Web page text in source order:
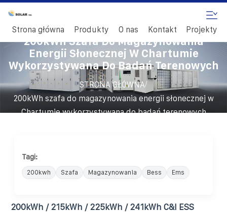
Strona główna Produkty O nas Kontakt Projekty
200kWh Szafa Do Magazynowania
Energii Słonecznej W Chartumie
Wykorzystywana Do Badań Terenowych
STRONA GŁÓWNA/
200kWh szafa do magazynowania energii słonecznej w
Chartumie wykorzystywana do badań terenowych
Tagi:
200kwh Szafa Magazynowania Bess Ems
200kWh / 215kWh / 225kWh / 241kWh C&I ESS